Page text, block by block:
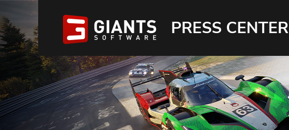
PRESS CENTER